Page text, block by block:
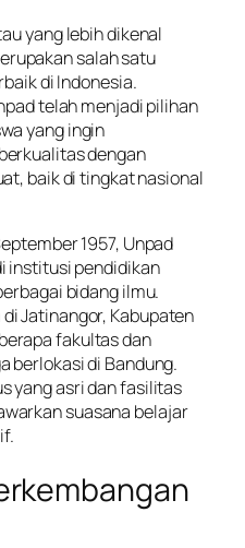
yang lebih dikenal
salah satu
di Indonesia.
telah menjadi pilihan
yang ingin
dengan
baik di tingkat nasional
1957, Unpad
institusi pendidikan
bidang ilmu.
Jatinangor, Kabupaten
fakultas dan
berlokasi di Bandung.
yang asri dan fasilitas
suasana belajar